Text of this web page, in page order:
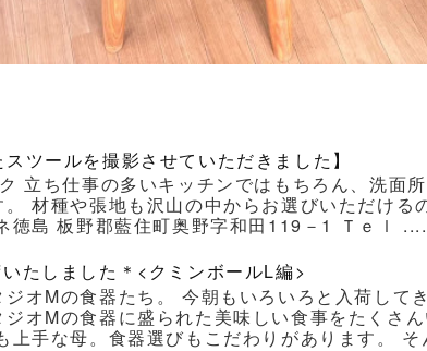
ツールを撮影させていただきました】
ち仕事の多いキッチンではもちろん、洗面
材種や張地も沢山の中からお選びいただける
徳島 板野郡藍住町奥野字和田119－1 Ｔｅｌ
たしました＊<クミンボールL編>
オMの食器たち。 今朝もいろいろと入荷して
オMの食器に盛られた美味しい食事をたくさ
上手な母。食器選びもこだわりがあります。